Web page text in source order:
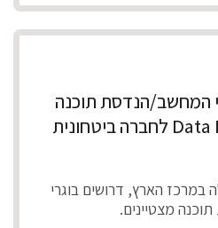
המחשב/הנדסת תוכנה
למשרת Data Engineer לחברה ביטחונית
במרכז הארץ, דרושים בוגרי
מצטיינים.